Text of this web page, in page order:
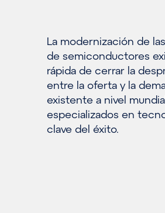
La modernización de
de semiconductores
rápida de cerrar la
entre la oferta y la
existente a nivel
especializados en
clave del éxito.